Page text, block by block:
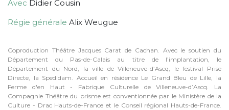
Avec Didier Cousin
Régie générale Alix Weugue
Coproduction Théâtre Jacques Carat de Cachan. Avec le soutien du
Département du Pas-de-Calais au titre de l’implantation, le
Département du Nord, la ville de Villeneuve-d’Ascq, le festival Prise
Directe, la Spedidam. Accueil en résidence Le Grand Bleu de Lille, la
Ferme d'en Haut - Fabrique Culturelle de Villeneuve-d’Ascq. La
Compagnie Théâtre du prisme est conventionnée par le Ministère de la
Culture - Drac Hauts-de-France et le Conseil régional Hauts-de-France.